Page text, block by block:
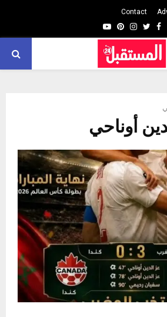
Contact
Facebook
Twitter
Instagram
Pinterest
Youtube